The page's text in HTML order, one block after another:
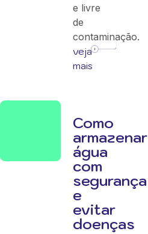
e livre
de
contaminação.
veja
mais
Como
armazenar
água
com
segurança
e
evitar
doenças